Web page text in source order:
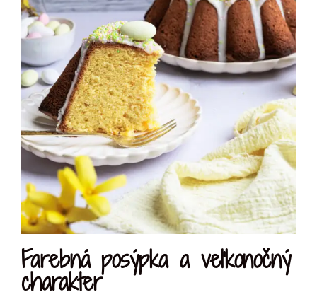
Farebná posýpka a veľkonočný
charakter